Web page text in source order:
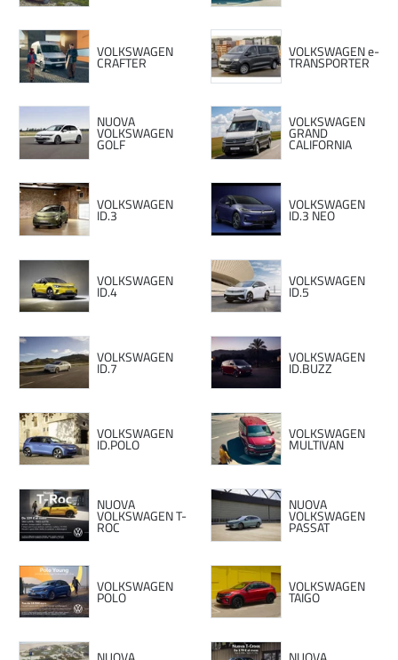
VOLKSWAGEN
CRAFTER
VOLKSWAGEN e-
TRANSPORTER
NUOVA
VOLKSWAGEN
GOLF
VOLKSWAGEN
GRAND
CALIFORNIA
VOLKSWAGEN
ID.3
VOLKSWAGEN
ID.3 NEO
VOLKSWAGEN
ID.4
VOLKSWAGEN
ID.5
VOLKSWAGEN
ID.7
VOLKSWAGEN
ID.BUZZ
VOLKSWAGEN
ID.POLO
VOLKSWAGEN
MULTIVAN
NUOVA
VOLKSWAGEN T-
ROC
NUOVA
VOLKSWAGEN
PASSAT
VOLKSWAGEN
POLO
VOLKSWAGEN
TAIGO